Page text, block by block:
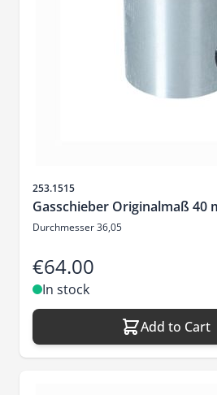
Sku
253.1515
Gasschieber Originalmaß 40
Durchmesser 36,05
€64.00
In stock
Add to Cart